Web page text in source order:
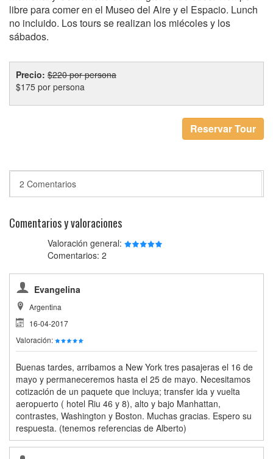
libre para comer en el Museo del Aire y el Espacio. Lunch
no incluido. Los tours se realizan los miécoles y los
sábados.
Precio: $220 por persona
$175 por persona
Reservar Tour
2 Comentarios
Comentarios y valoraciones
Valoración general:
Comentarios: 2
Evangelina
Argentina
16-04-2017
Valoración:
Buenas tardes, arribamos a New York tres pasajeras el 16 de
mayo y permaneceremos hasta el 25 de mayo. Necesitamos
cotización de un paquete que incluya; transfer ida y vuelta
aeropuerto ( hotel Riu 46 y 8), alto y bajo Manhattan,
contrastes, Washington y Boston. Muchas gracias. Espero su
respuesta. (tenemos referencias de Alberto)